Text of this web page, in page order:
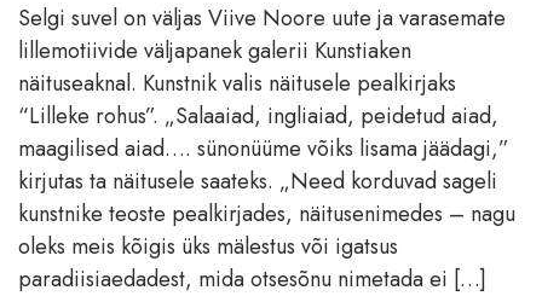
Selgi suvel on väljas Viive Noore uute ja varasemate
lillemotiivide väljapanek galerii Kunstiaken
näituseaknal. Kunstnik valis näitusele pealkirjaks
“Lilleke rohus”. „Salaaiad, ingliaiad, peidetud aiad,
maagilised aiad…. sünonüüme võiks lisama jäädagi,”
kirjutas ta näitusele saateks. „Need korduvad sageli
kunstnike teoste pealkirjades, näitusenimedes – nagu
oleks meis kõigis üks mälestus või igatsus
paradiisiaedadest, mida otsesõnu nimetada ei […]